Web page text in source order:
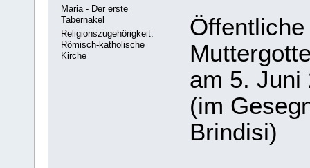
Maria - Der erste
Tabernakel
Religionszugehörigkeit:
Römisch-katholische
Kirche
am 5. Juni
(im
Brindisi)